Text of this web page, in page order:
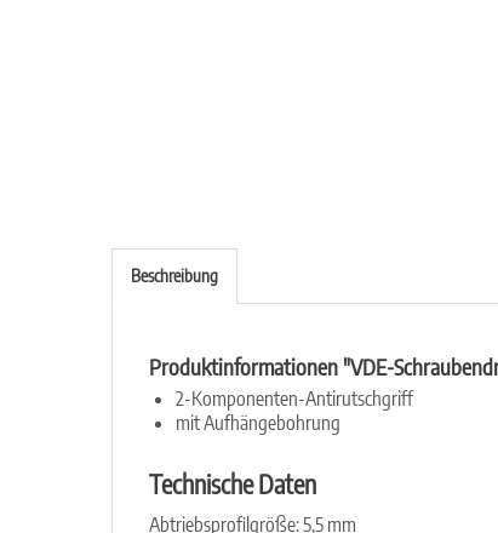
Beschreibung
Produktinformationen "VDE-
2-Komponenten-Antirutschgriff
mit Aufhängebohrung
Technische Daten
Abtriebsprofilgröße: 5,5 mm